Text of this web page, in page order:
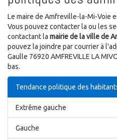
Le maire de Amfreville-la-Mi-Voie
Vous pouvez contacter la ou les
contactant la mairie de la ville de
pouvez la joindre par courrier à
Gaulle 76920 AMFREVILLE LA
bas.
Tendance politique des
Extrême gauche
Gauche